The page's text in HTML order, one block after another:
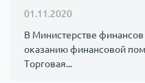
01.11.2020
В Министерстве
оказанию финансовой
Торговая...